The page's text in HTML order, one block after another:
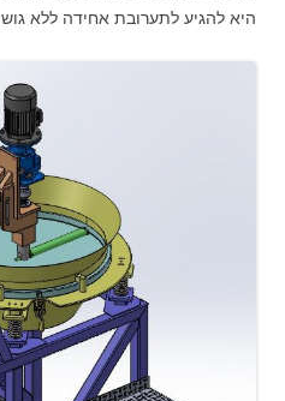
היא להגיע לתערובת אחידה ללא